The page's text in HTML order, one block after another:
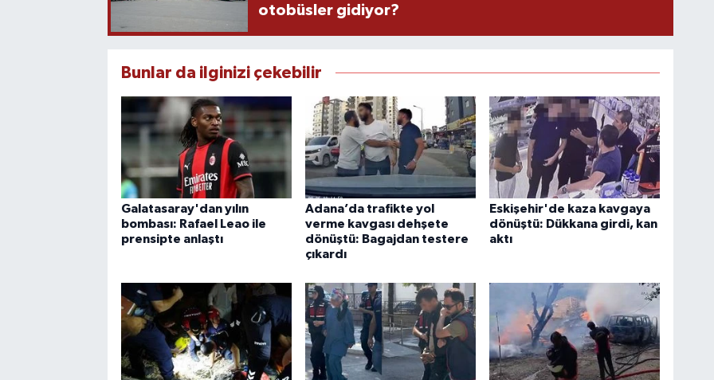
otobüsler gidiyor?
Bunlar da ilginizi çekebilir
Galatasaray'dan yılın
bombası: Rafael Leao ile
prensipte anlaştı
Adana’da trafikte yol
verme kavgası dehşete
dönüştü: Bagajdan testere
çıkardı
Eskişehir'de kaza kavgaya
dönüştü: Dükkana girdi, kan
aktı